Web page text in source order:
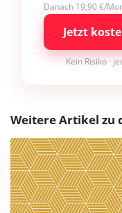
Danach 19,90 €/
Jetzt
Kein Risiko ·
Weitere Artikel zu